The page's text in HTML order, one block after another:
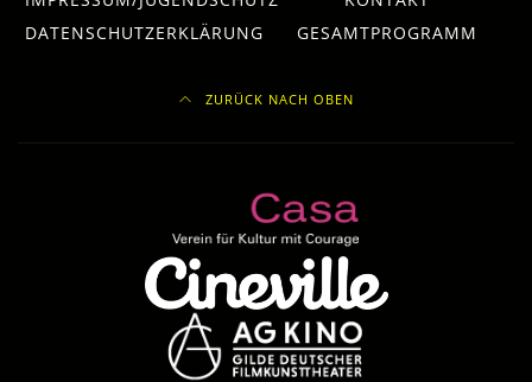
DATENSCHUTZERKLÄRUNG
GESAMTPROGRAMM
ZURÜCK NACH OBEN